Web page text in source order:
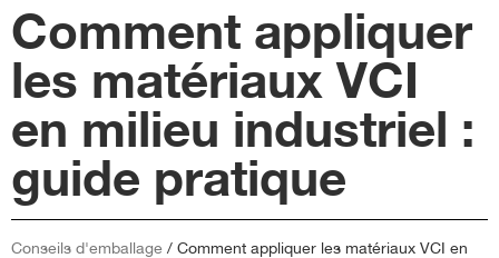
Comment appliquer
les matériaux VCI
en milieu industriel :
guide pratique
Conseils d'emballage / Comment appliquer les matériaux VCI en